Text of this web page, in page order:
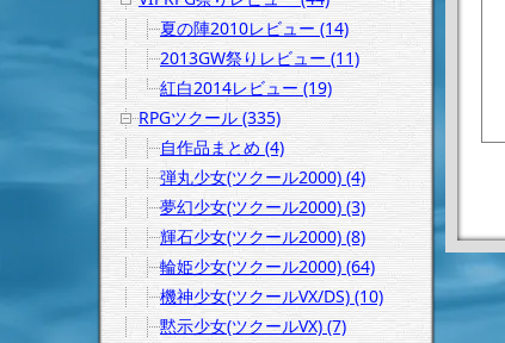
夏の陣2010レビュー (14)
2013GW祭りレビュー (11)
紅白2014レビュー (19)
RPGツクール (335)
自作品まとめ (4)
弾丸少女(ツクール2000) (4)
夢幻少女(ツクール2000) (3)
輝石少女(ツクール2000) (8)
輪姫少女(ツクール2000) (64)
機神少女(ツクールVX/DS) (10)
黙示少女(ツクールVX) (7)